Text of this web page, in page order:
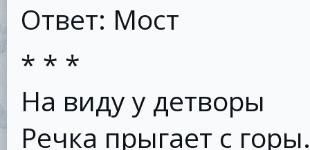
Ответ: Мост
* * *
На виду у детворы
Речка прыгает с горы.